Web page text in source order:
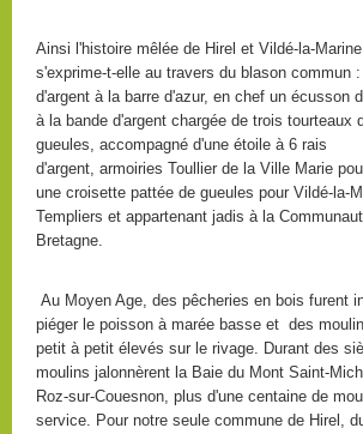
Ainsi l'histoire mêlée de Hirel et Vildé-la-Marine
s'exprime-t-elle au travers du blason commun :
d'argent à la barre d'azur, en chef un écusson
à la bande d'argent chargée de trois tourteaux
gueules, accompagné d'une étoile à 6 rais
d'argent, armoiries Toullier de la Ville Marie
une croisette pattée de gueules pour Vildé-la-
Templiers et appartenant jadis à la
Bretagne.
Au Moyen Age, des pêcheries en bois furent
piéger le poisson à marée basse et des
petit à petit élevés sur le rivage. Durant des
moulins jalonnèrent la Baie du Mont Saint-
Roz-sur-Couesnon, plus d'une centaine de
service. Pour notre seule commune de Hirel,